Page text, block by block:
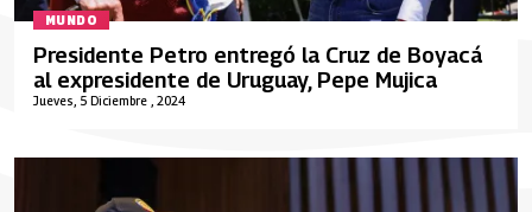
MUNDO
Jueves, 5 Diciembre , 2024
Presidente Petro entregó la Cruz de Boyacá
al expresidente de Uruguay, Pepe Mujica